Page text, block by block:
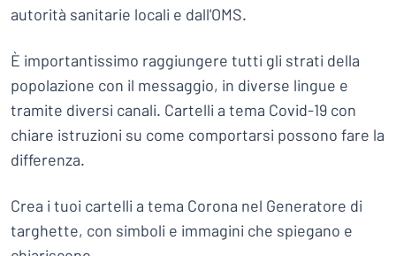
autorità sanitarie locali e dall'OMS.
È importantissimo raggiungere tutti gli strati della
popolazione con il messaggio, in diverse lingue e
tramite diversi canali. Cartelli a tema Covid-19 con
chiare istruzioni su come comportarsi possono fare la
differenza.
Crea i tuoi cartelli a tema Corona nel Generatore di
targhette, con simboli e immagini che spiegano e